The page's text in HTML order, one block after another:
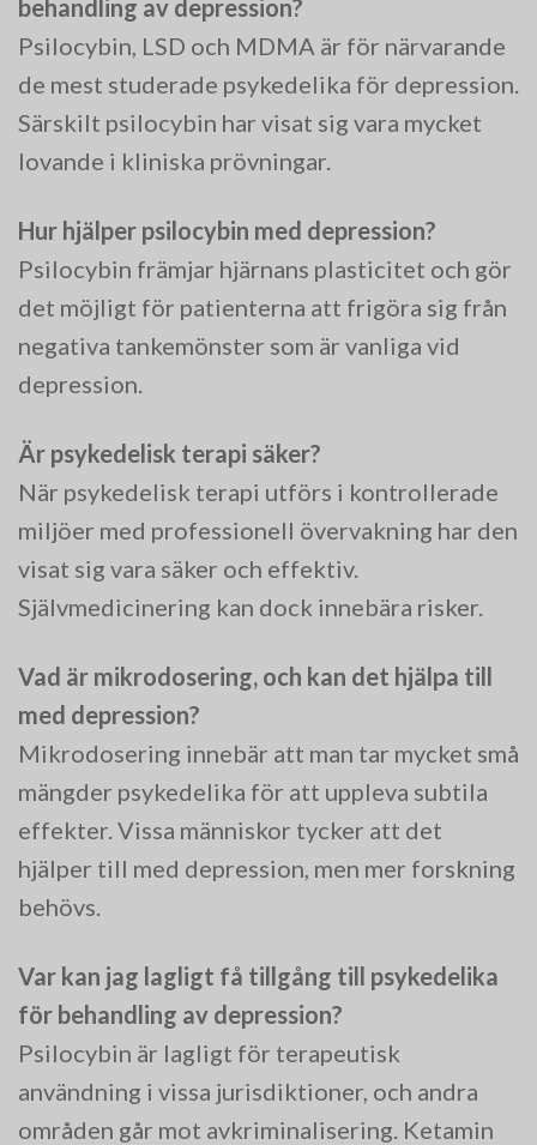
behandling av depression?
Psilocybin, LSD och MDMA är för närvarande
de mest studerade psykedelika för depression.
Särskilt psilocybin har visat sig vara mycket
lovande i kliniska prövningar.
Hur hjälper psilocybin med depression?
Psilocybin främjar hjärnans plasticitet och gör
det möjligt för patienterna att frigöra sig från
negativa tankemönster som är vanliga vid
depression.
Är psykedelisk terapi säker?
När psykedelisk terapi utförs i kontrollerade
miljöer med professionell övervakning har den
visat sig vara säker och effektiv.
Självmedicinering kan dock innebära risker.
Vad är mikrodosering, och kan det hjälpa till
med depression?
Mikrodosering innebär att man tar mycket små
mängder psykedelika för att uppleva subtila
effekter. Vissa människor tycker att det
hjälper till med depression, men mer forskning
behövs.
Var kan jag lagligt få tillgång till psykedelika
för behandling av depression?
Psilocybin är lagligt för terapeutisk
användning i vissa jurisdiktioner, och andra
områden går mot avkriminalisering. Ketamin